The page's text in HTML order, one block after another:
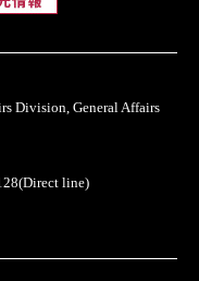
Division, General Affairs
line)